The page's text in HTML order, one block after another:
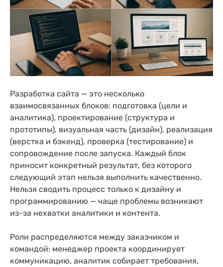
Разработка сайта — это несколько
взаимосвязанных блоков: подготовка (цели и
аналитика), проектирование (структура и
прототипы), визуальная часть (дизайн), реализация
(верстка и бэкенд), проверка (тестирование) и
сопровождение после запуска. Каждый блок
приносит конкретный результат, без которого
следующий этап нельзя выполнить качественно.
Нельзя сводить процесс только к дизайну и
программированию — чаще проблемы возникают
из-за нехватки аналитики и контента.
Роли распределяются между заказчиком и
командой: менеджер проекта координирует
коммуникацию, аналитик собирает требования,